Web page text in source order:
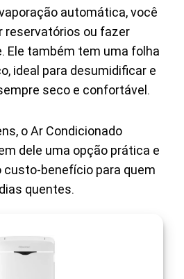
automática, você
reservatórios ou fazer
Ele também tem uma folha
ideal para desumidificar e
seco e confortável.
o Ar Condicionado
dele uma opção prática e
benefício para quem
quentes.